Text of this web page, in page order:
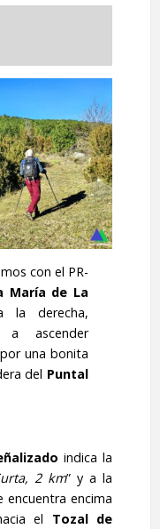
con el PR-
María de La
la derecha,
a ascender
una bonita
del Puntal
indica la
2 km” y a la
encuentra encima
el Tozal de